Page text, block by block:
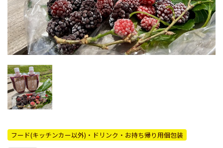
フード(キッチンカー以外)・ドリンク・お持ち帰り用個包装